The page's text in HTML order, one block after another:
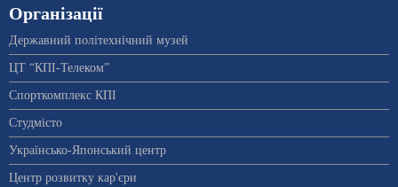
Організації
Державний політехнічний музей
ЦТ “КПІ-Телеком”
Спорткомплекс КПІ
Студмісто
Українсько-Японський центр
Центр розвитку кар'єри